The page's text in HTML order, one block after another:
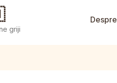
griji
Despre